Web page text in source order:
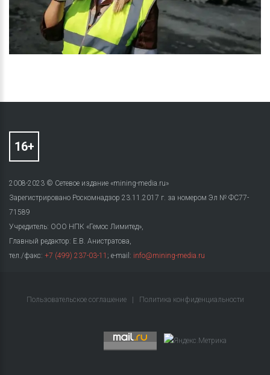
2008-2023 © Сетевое издание «mining-media.ru»
Зарегистрировано Роскомнадзор 23.11.2017 г. за номером Эл № ФС77-
71589
Учредитель: ООО НПК «Гемос Лимитед»,
Главный редактор: Е.В. Анистратова,
тел./факс: +7 (499) 237-03-11 ; e-mail: info@mining-media.ru
Пользовательское соглашение Политика конфиденциальности